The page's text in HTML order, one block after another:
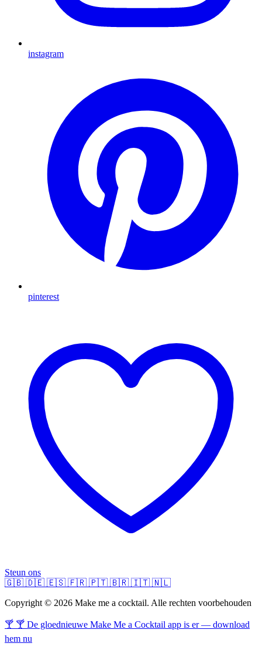
instagram
pinterest
Steun ons
🇬🇧 🇩🇪 🇪🇸 🇫🇷 🇵🇹 🇧🇷 🇮🇹 🇳🇱
Copyright © 2026 Make me a cocktail. Alle rechten voorbehouden
🍸 🍸 De gloednieuwe Make Me a Cocktail app is er — download
hem nu